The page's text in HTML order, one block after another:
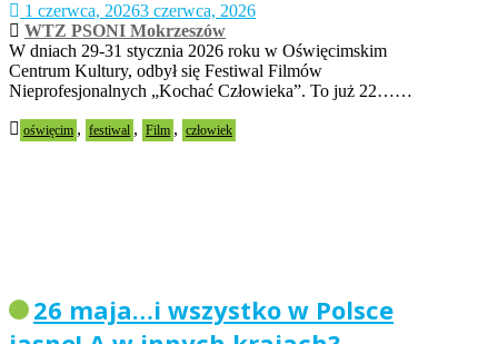
1 czerwca, 20263 czerwca, 2026
WTZ PSONI Mokrzeszów
W dniach 29-31 stycznia 2026 roku w Oświęcimskim
Centrum Kultury, odbył się Festiwal Filmów
Nieprofesjonalnych „Kochać Człowieka”. To już 22……
oświęcim , festiwal , Film , człowiek
26 maja…i wszystko w Polsce